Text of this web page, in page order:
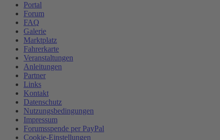
Portal
Forum
FAQ
Galerie
Marktplatz
Fahrerkarte
Veranstaltungen
Anleitungen
Partner
Links
Kontakt
Datenschutz
Nutzungsbedingungen
Impressum
Forumsspende per PayPal
Cookie-Einstellungen